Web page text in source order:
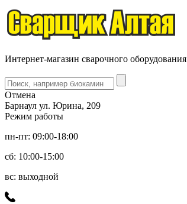
Интернет-магазин сварочного оборудования
Отмена
Барнаул ул. Юрина, 209
Режим работы
пн-пт: 09:00-18:00
сб: 10:00-15:00
вс: выходной